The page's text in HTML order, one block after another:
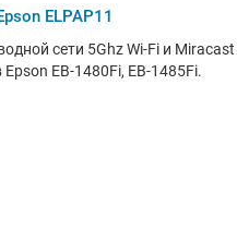
ELPAP11
сети 5Ghz Wi-Fi и Miracast
EB-1480Fi, EB-1485Fi.